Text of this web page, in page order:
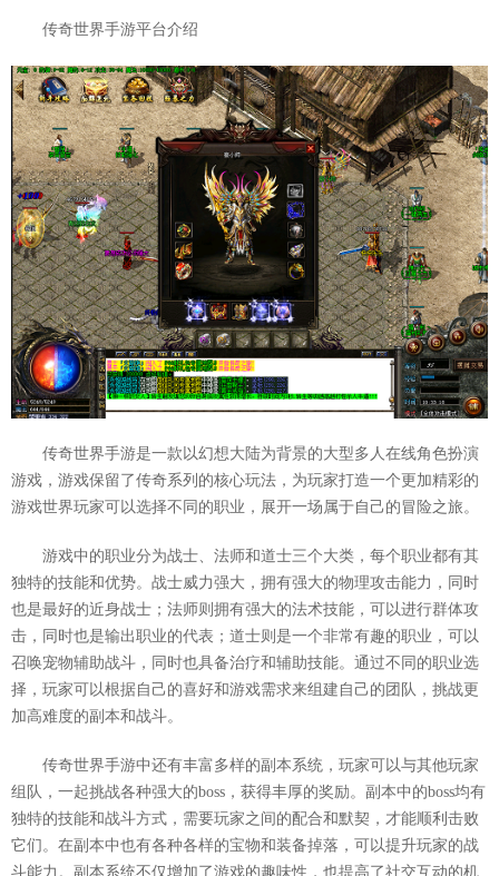
传奇世界手游平台介绍
传奇世界手游是一款以幻想大陆为背景的大型多人在线角色扮演
游戏，游戏保留了传奇系列的核心玩法，为玩家打造一个更加精彩的
游戏世界玩家可以选择不同的职业，展开一场属于自己的冒险之旅。
游戏中的职业分为战士、法师和道士三个大类，每个职业都有其
独特的技能和优势。战士威力强大，拥有强大的物理攻击能力，同时
也是最好的近身战士；法师则拥有强大的法术技能，可以进行群体攻
击，同时也是输出职业的代表；道士则是一个非常有趣的职业，可以
召唤宠物辅助战斗，同时也具备治疗和辅助技能。通过不同的职业选
择，玩家可以根据自己的喜好和游戏需求来组建自己的团队，挑战更
加高难度的副本和战斗。
传奇世界手游中还有丰富多样的副本系统，玩家可以与其他玩家
组队，一起挑战各种强大的boss，获得丰厚的奖励。副本中的boss均有
独特的技能和战斗方式，需要玩家之间的配合和默契，才能顺利击败
它们。在副本中也有各种各样的宝物和装备掉落，可以提升玩家的战
斗能力。副本系统不仅增加了游戏的趣味性，也提高了社交互动的机